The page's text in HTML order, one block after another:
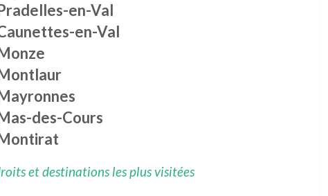
en-Val
en-Val
des-Cours
et destinations les plus visitées